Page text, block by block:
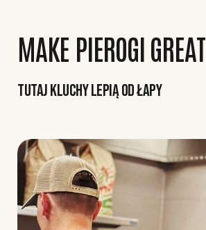
MAKE PIEROGI
TUTAJ KLUCHY LEPIĄ OD ŁAPY